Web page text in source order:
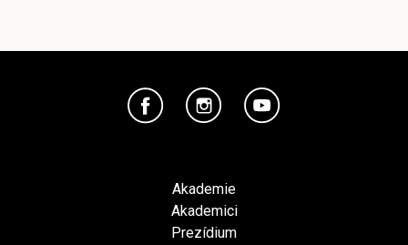
Akademie
Akademici
Prezídium